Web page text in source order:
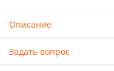
Описание
Задать вопрос